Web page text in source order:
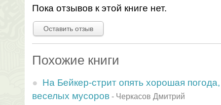
Пока отзывов к этой книге нет.
Оставить отзыв
Похожие книги
На Бейкер-стрит опять хорошая
веселых мусоров - Черкасов Дмитрий